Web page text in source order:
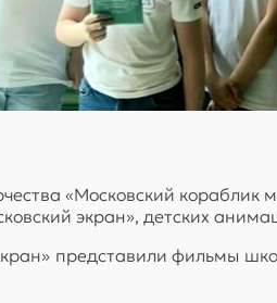
«Московский кораблик
экран», детских
представили фильмы